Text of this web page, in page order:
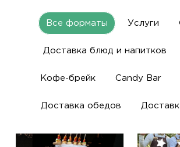
Все форматы Услуги
Доставка блюд и напитков
Кофе-брейк Candy Bar
Доставка обедов